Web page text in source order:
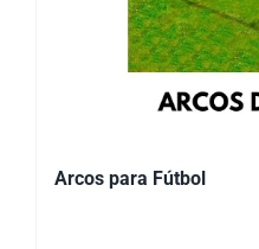
Arcos para Fútbol